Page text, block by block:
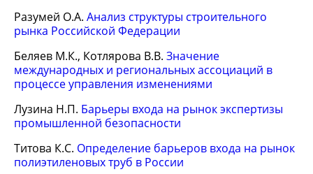
Разумей О.А. Анализ структуры строительного
рынка Российской Федерации
Беляев М.К., Котлярова В.В. Значение
международных и региональных ассоциаций в
процессе управления изменениями
Лузина Н.П. Барьеры входа на рынок экспертизы
промышленной безопасности
Титова К.С. Определение барьеров входа на рынок
полиэтиленовых труб в России